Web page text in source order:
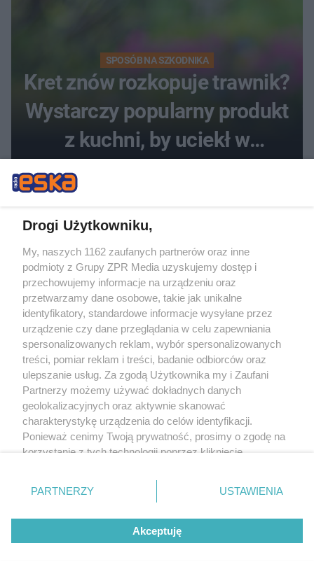
SPOSÓB NA SZKODNIKA
Kret znów rozkopuje trawnik?
Wystarczy popularny produkt
z kuchni, by uciekł w
KOSZYKÓWKA
Przyczyna śmierci Brandona
Clarke'a. Ujawniono wyniki sekcji
zwłok
Jagiellonia Białystok powalczy z
Drogi Użytkowniku,
My, naszych 1162 zaufanych partnerów oraz inne
podmioty z Grupy ZPR Media uzyskujemy dostęp i
przechowujemy informacje na urządzeniu oraz
przetwarzamy dane osobowe, takie jak unikalne
identyfikatory, standardowe informacje wysyłane przez
urządzenie czy dane przeglądania w celu zapewniania
spersonalizowanych reklam, wybór spersonalizowanych
treści, pomiar reklam i treści, badanie odbiorców oraz
ulepszanie usług. Za zgodą Użytkownika my i Zaufani
Partnerzy możemy używać dokładnych danych
geolokalizacyjnych oraz aktywnie skanować
charakterystykę urządzenia do celów identyfikacji.
Ponieważ cenimy Twoją prywatność, prosimy o zgodę na
korzystanie z tych technologii poprzez kliknięcie
zmienić/wycofać klikając przycisk ustawień prywatności
znajdujący się w lewym dolnym rogu strony
rodzaje przetwarzania danych nie wymagają zgody
użytkownika, ale masz prawo sprzeciwić się takiemu
przetwarzaniu. Preferencje będą miały zastosowanie tylko
PARTNERZY USTAWIENIA
Akceptuję